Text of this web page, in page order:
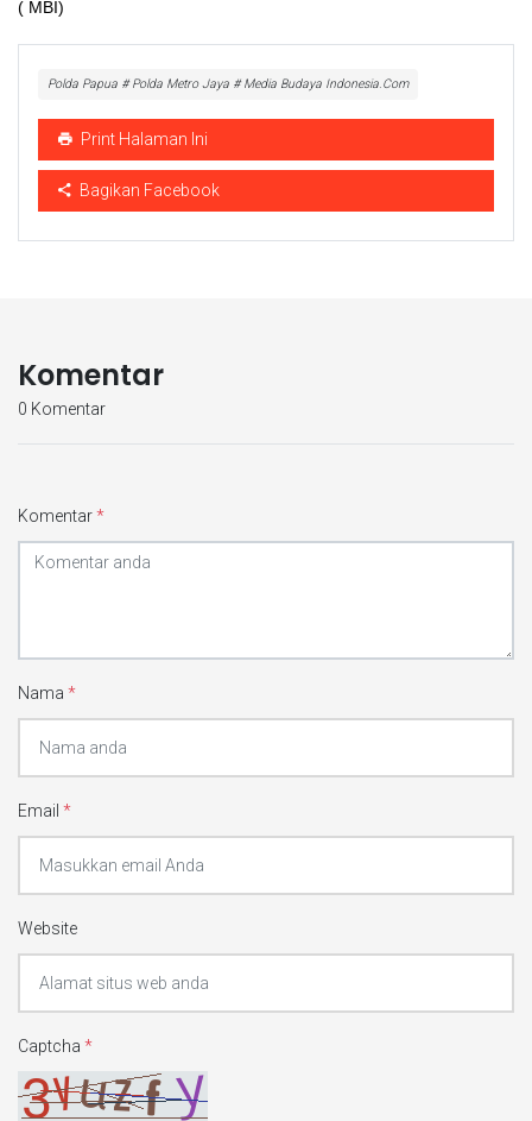
( MBI)
Polda Papua # Polda Metro Jaya # Media Budaya Indonesia.Com
Print Halaman Ini
Bagikan Facebook
Komentar
0 Komentar
Komentar*
Nama *
Email *
Website
Captcha *